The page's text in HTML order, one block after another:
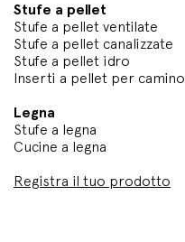
Stufe a pellet
Stufe a pellet ventilate
Stufe a pellet canalizzate
Stufe a pellet idro
Inserti a pellet per camino
Legna
Stufe a legna
Cucine a legna
Registra il tuo prodotto